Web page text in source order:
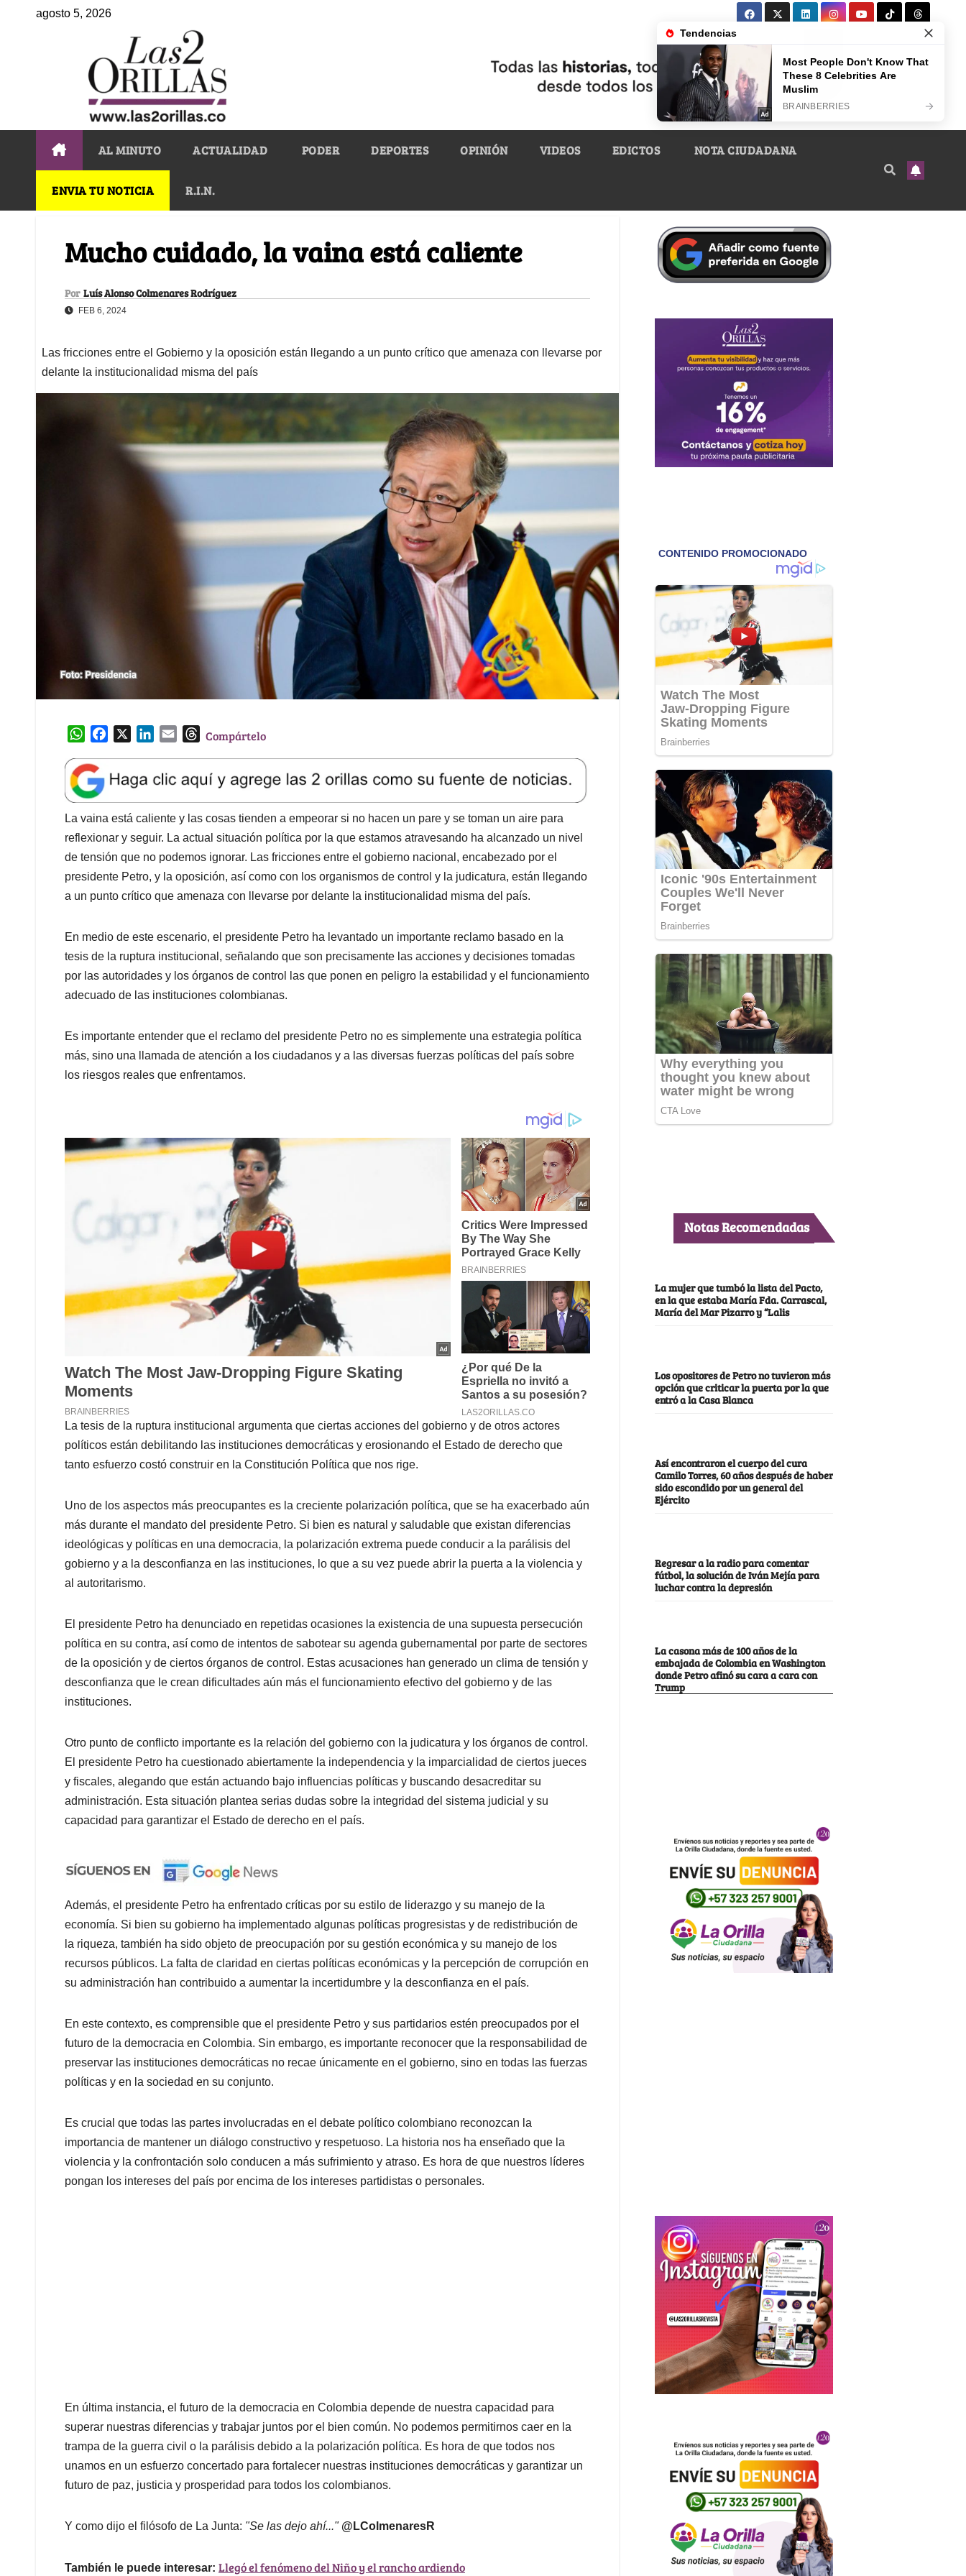
agosto 5, 2026
AL MINUTO ACTUALIDAD PODER DEPORTES OPINIÓN VIDEOS EDICTOS NOTA CIUDADANA
ENVIA TU NOTICIA R.I.N.
Mucho cuidado, la vaina está caliente
Por Luís Alonso Colmenares Rodríguez
FEB 6, 2024
Las fricciones entre el Gobierno y la oposición están llegando a un punto crítico que amenaza con llevarse por
delante la institucionalidad misma del país
W
a
t
s
A
p
p
e
b
o
o
k
k
e
d
I
n
l
T
e
a
d
s
Compártelo
La vaina está caliente y las cosas tienden a empeorar si no hacen un pare y se toman un aire para
reflexionar y seguir. La actual situación política por la que estamos atravesando ha alcanzado un nivel
de tensión que no podemos ignorar. Las fricciones entre el gobierno nacional, encabezado por el
presidente Petro, y la oposición, así como con los organismos de control y la judicatura, están llegando
a un punto crítico que amenaza con llevarse por delante la institucionalidad misma del país.
En medio de este escenario, el presidente Petro ha levantado un importante reclamo basado en la
tesis de la ruptura institucional, señalando que son precisamente las acciones y decisiones tomadas
por las autoridades y los órganos de control las que ponen en peligro la estabilidad y el funcionamiento
adecuado de las instituciones colombianas.
Es importante entender que el reclamo del presidente Petro no es simplemente una estrategia política
más, sino una llamada de atención a los ciudadanos y a las diversas fuerzas políticas del país sobre
los riesgos reales que enfrentamos.
La tesis de la ruptura institucional argumenta que ciertas acciones del gobierno y de otros actores
políticos están debilitando las instituciones democráticas y erosionando el Estado de derecho que
tanto esfuerzo costó construir en la Constitución Política que nos rige.
Uno de los aspectos más preocupantes es la creciente polarización política, que se ha exacerbado aún
más durante el mandato del presidente Petro. Si bien es natural y saludable que existan diferencias
ideológicas y políticas en una democracia, la polarización extrema puede conducir a la parálisis del
gobierno y a la desconfianza en las instituciones, lo que a su vez puede abrir la puerta a la violencia y
al autoritarismo.
El presidente Petro ha denunciado en repetidas ocasiones la existencia de una supuesta persecución
política en su contra, así como de intentos de sabotear su agenda gubernamental por parte de sectores
de la oposición y de ciertos órganos de control. Estas acusaciones han generado un clima de tensión y
desconfianza que le crean dificultades aún más el funcionamiento efectivo del gobierno y de las
instituciones.
Otro punto de conflicto importante es la relación del gobierno con la judicatura y los órganos de control.
El presidente Petro ha cuestionado abiertamente la independencia y la imparcialidad de ciertos jueces
y fiscales, alegando que están actuando bajo influencias políticas y buscando desacreditar su
administración. Esta situación plantea serias dudas sobre la integridad del sistema judicial y su
capacidad para garantizar el Estado de derecho en el país.
Además, el presidente Petro ha enfrentado críticas por su estilo de liderazgo y su manejo de la
economía. Si bien su gobierno ha implementado algunas políticas progresistas y de redistribución de
la riqueza, también ha sido objeto de preocupación por su gestión económica y su manejo de los
recursos públicos. La falta de claridad en ciertas políticas económicas y la percepción de corrupción en
su administración han contribuido a aumentar la incertidumbre y la desconfianza en el país.
En este contexto, es comprensible que el presidente Petro y sus partidarios estén preocupados por el
futuro de la democracia en Colombia. Sin embargo, es importante reconocer que la responsabilidad de
preservar las instituciones democráticas no recae únicamente en el gobierno, sino en todas las fuerzas
políticas y en la sociedad en su conjunto.
Es crucial que todas las partes involucradas en el debate político colombiano reconozcan la
importancia de mantener un diálogo constructivo y respetuoso. La historia nos ha enseñado que la
violencia y la confrontación solo conducen a más sufrimiento y atraso. Es hora de que nuestros líderes
pongan los intereses del país por encima de los intereses partidistas o personales.
En última instancia, el futuro de la democracia en Colombia depende de nuestra capacidad para
superar nuestras diferencias y trabajar juntos por el bien común. No podemos permitirnos caer en la
trampa de la guerra civil o la parálisis debido a la polarización política. Es hora de que todos nos
unamos en un esfuerzo concertado para fortalecer nuestras instituciones democráticas y garantizar un
futuro de paz, justicia y prosperidad para todos los colombianos.
Y como dijo el filósofo de La Junta: "Se las dejo ahí..." @LColmenaresR
También le puede interesar: Llegó el fenómeno del Niño y el rancho ardiendo
Notas Recomendadas
La mujer que tumbó la lista del Pacto,
en la que estaba María Fda. Carrascal,
María del Mar Pizarro y “Lalis
Los opositores de Petro no tuvieron más
opción que criticar la puerta por la que
entró a la Casa Blanca
Así encontraron el cuerpo del cura
Camilo Torres, 60 años después de haber
sido escondido por un general del
Ejército
Regresar a la radio para comentar
fútbol, la solución de Iván Mejía para
luchar contra la depresión
La casona más de 100 años de la
embajada de Colombia en Washington
donde Petro afinó su cara a cara con
Trump